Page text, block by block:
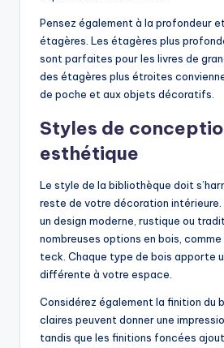
Pensez également à la profondeur
étagères. Les étagères plus
sont parfaites pour les livres de
des étagères plus étroites
de poche et aux objets décoratifs.
Styles de
esthétique
Le style de la bibliothèque doit
reste de votre décoration intérieure.
un design moderne, rustique ou
nombreuses options en bois, comme
teck. Chaque type de bois apporte
différente à votre espace.
Considérez également la finition du
claires peuvent donner une
tandis que les finitions foncées